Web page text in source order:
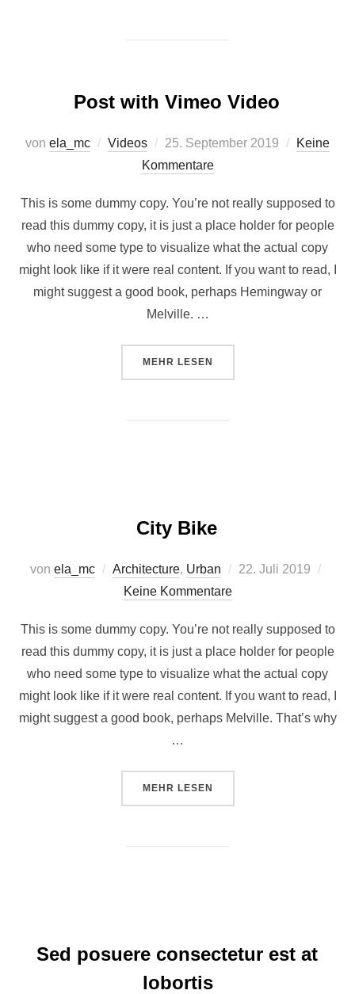
Post with Vimeo Video
von ela_mc Videos
Veröffentlicht
am
25. September 2019
Keine
Kommentare
This is some dummy copy. You’re not really supposed to
read this dummy copy, it is just a place holder for people
who need some type to visualize what the actual copy
might look like if it were real content. If you want to read, I
might suggest a good book, perhaps Hemingway or
Melville. …
MEHR ÜBER „POST WITH VIMEO VIDEO“
LESEN
City Bike
von ela_mc Architecture, Urban
Veröffentlicht
22. Juli 2019
Keine Kommentare
This is some dummy copy. You’re not really supposed to
read this dummy copy, it is just a place holder for people
who need some type to visualize what the actual copy
might look like if it were real content. If you want to read, I
might suggest a good book, perhaps Melville. That’s why
…
MEHR ÜBER „CITY BIKE“
LESEN
Sed posuere consectetur est at
lobortis